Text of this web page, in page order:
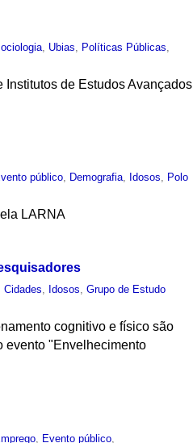
Ubias Políticas Públicas
de Estudos Avançados
público, Demografia, Idosos, Polo
LARNA
Cidades Idosos ,Grupo de Estudo
cognitivo e físico são
evento "Envelhecimento
Evento público